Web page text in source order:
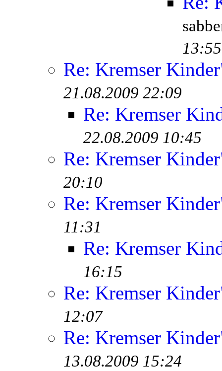
13:55
Re: Kremser
21.08.2009 22:09
Re: Kremser
22.08.2009 10:45
Re: Kremser
20:10
Re: Kremser
11:31
Re: Kremser
16:15
Re: Kremser
12:07
Re: Kremser
13.08.2009 15:24